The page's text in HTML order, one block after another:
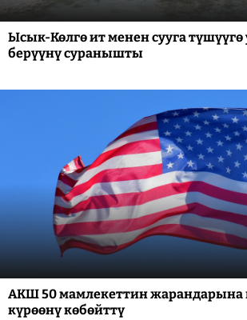
Ысык-Көлгө ит менен сууга түшүүгө
берүүнү суранышты
АКШ 50 мамлекеттин жарандарына
күрөөнү көбөйттү